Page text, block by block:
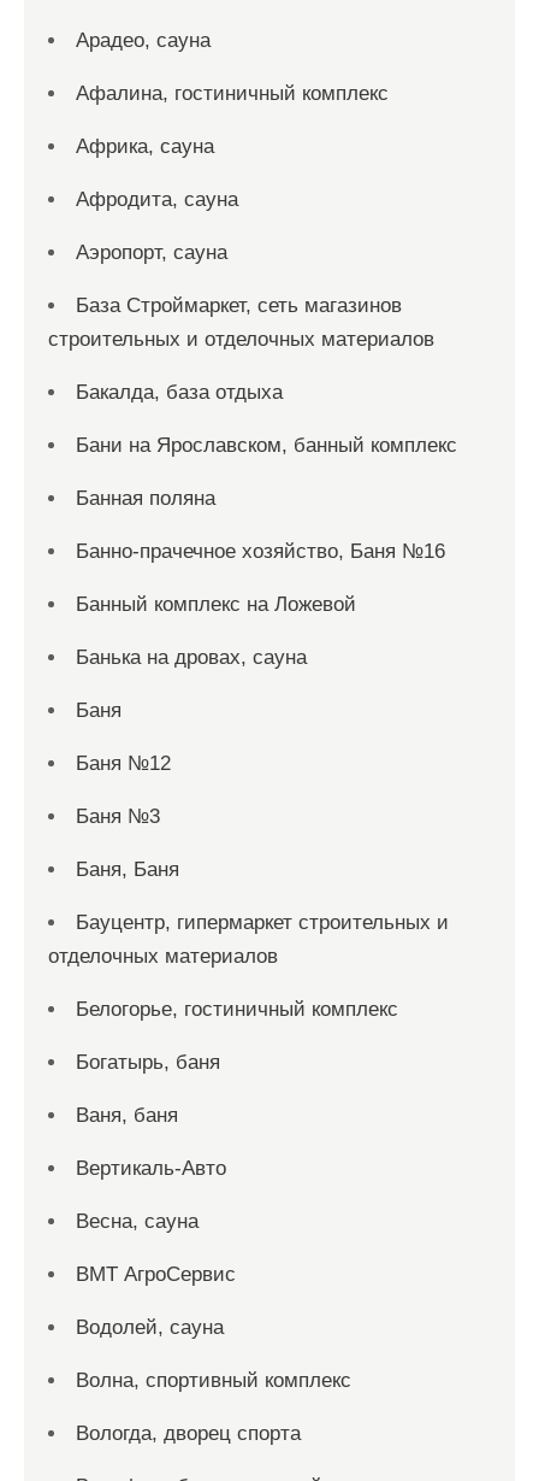
Арадео, сауна
Афалина, гостиничный комплекс
Африка, сауна
Афродита, сауна
Аэропорт, сауна
База Строймаркет, сеть магазинов
строительных и отделочных материалов
Бакалда, база отдыха
Бани на Ярославском, банный комплекс
Банная поляна
Банно-прачечное хозяйство, Баня №16
Банный комплекс на Ложевой
Банька на дровах, сауна
Баня
Баня №12
Баня №3
Баня, Баня
Бауцентр, гипермаркет строительных и
отделочных материалов
Белогорье, гостиничный комплекс
Богатырь, баня
Ваня, баня
Вертикаль-Авто
Весна, сауна
ВМТ АгроСервис
Водолей, сауна
Волна, спортивный комплекс
Вологда, дворец спорта